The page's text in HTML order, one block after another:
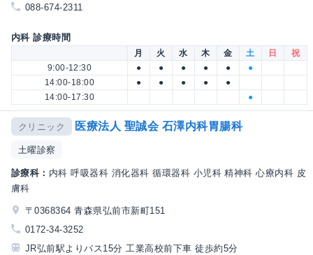
088-674-2311
内科 診療時間
月 火 水 木 金 土 日
祝
9:00-12:30
● ● ● ● ●
●
14:00-18:00
● ● ● ●
●
14:00-17:30
●
クリニック 医療法人 聖誠会 石澤内科胃腸科
土曜診察
診療科： 内科 呼吸器科 消化器科 循環器科 小児科 精神科 心療内科 皮
膚科
〒0368364 青森県弘前市新町151
0172-34-3252
JR弘前駅よりバス15分 工業高校前下車 徒歩約5分